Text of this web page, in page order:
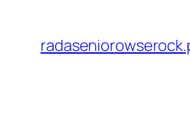
treści